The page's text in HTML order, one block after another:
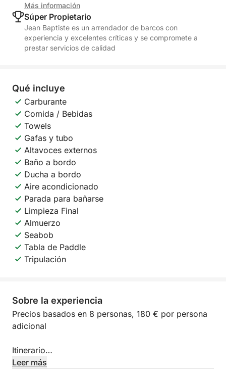
Más información
Súper Propietario
Jean Baptiste es un arrendador de barcos con
experiencia y excelentes críticas y se compromete a
prestar servicios de calidad
Qué incluye
Carburante
Comida / Bebidas
Towels
Gafas y tubo
Altavoces externos
Baño a bordo
Ducha a bordo
Aire acondicionado
Parada para bañarse
Limpieza Final
Almuerzo
Seabob
Tabla de Paddle
Tripulación
Sobre la experiencia
Precios basados en 8 personas, 180 € por persona
adicional
Itinerario
Leer más